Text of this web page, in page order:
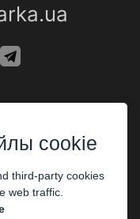
cookie
third-party cookies
web traffic.